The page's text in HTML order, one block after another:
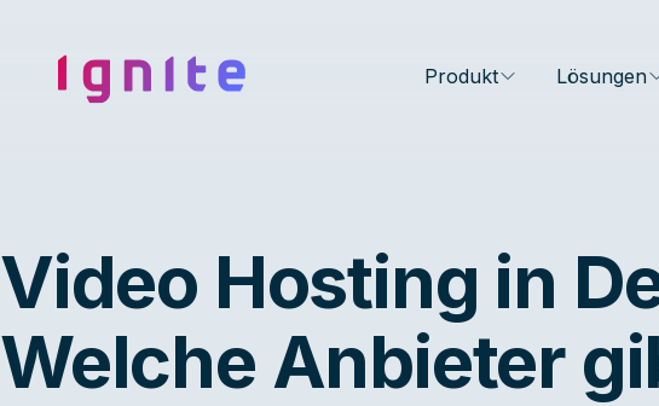
Ignite • Video Experience Cloud Produkt Lösungen
Video Hosting in
Welche Anbieter